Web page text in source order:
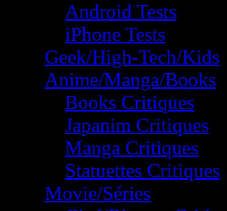
Android Tests
iPhone Tests
Geek/High-Tech/Kids
Anime/Manga/Books
Books Critiques
Japanim Critiques
Manga Critiques
Statuettes Critiques
Movie/Séries